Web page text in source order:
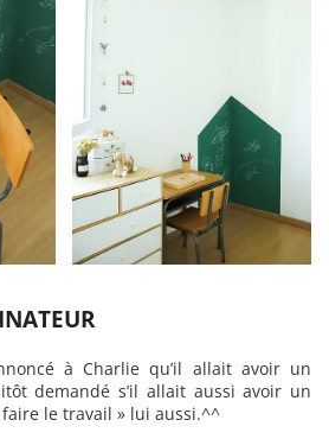
à Charlie qu’il allait avoir un
demandé s’il allait aussi avoir un
le travail » lui aussi.^^